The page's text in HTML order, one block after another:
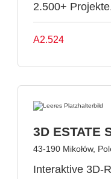
2.500+
A2.524
3D ESTATE
43-190 Mikołów,
Interaktive 3D-